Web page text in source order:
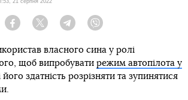
21 серпня 2022
Facebook Twitter Telegram
власного сина у ролі
щоб випробувати режим автопілота у
його здатність розрізняти та зупинятися